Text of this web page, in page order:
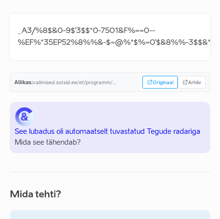
_A3/%8$&0-9$'3$$*0-7501&F%==0--
%EF%*35EP52%8%%&-$=@%*$%=0'$&8%%-
Allikas:valimised.sotsid.ee/et/programm/... Originaal Arhiiv
See lubadus oli automaatselt tuvastatud Tegude radariga
Mida see tähendab?
Mida tehti?